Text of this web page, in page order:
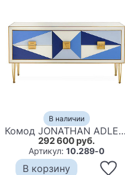
В наличии
Комод JONATHAN ADLER HARLEQUIN CREDENZA - BLUE
292 600 руб.
Артикул: 10.289-0
В корзину